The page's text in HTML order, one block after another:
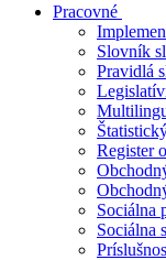
Pracovné
Slovník
Pravidlá
Register
Sociálna
Sociálna